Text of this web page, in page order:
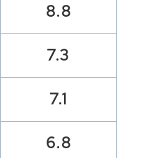
8.8
7.3
7.1
6.8